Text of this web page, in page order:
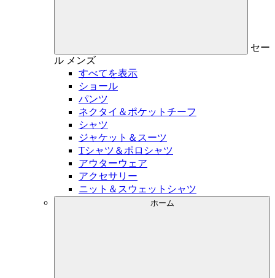
セー
ル メンズ
すべてを表示
ショール
パンツ
ネクタイ＆ポケットチーフ
シャツ
ジャケット＆スーツ
Tシャツ＆ポロシャツ
アウターウェア
アクセサリー
ニット＆スウェットシャツ
ホーム